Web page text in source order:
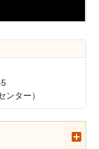
ンター）